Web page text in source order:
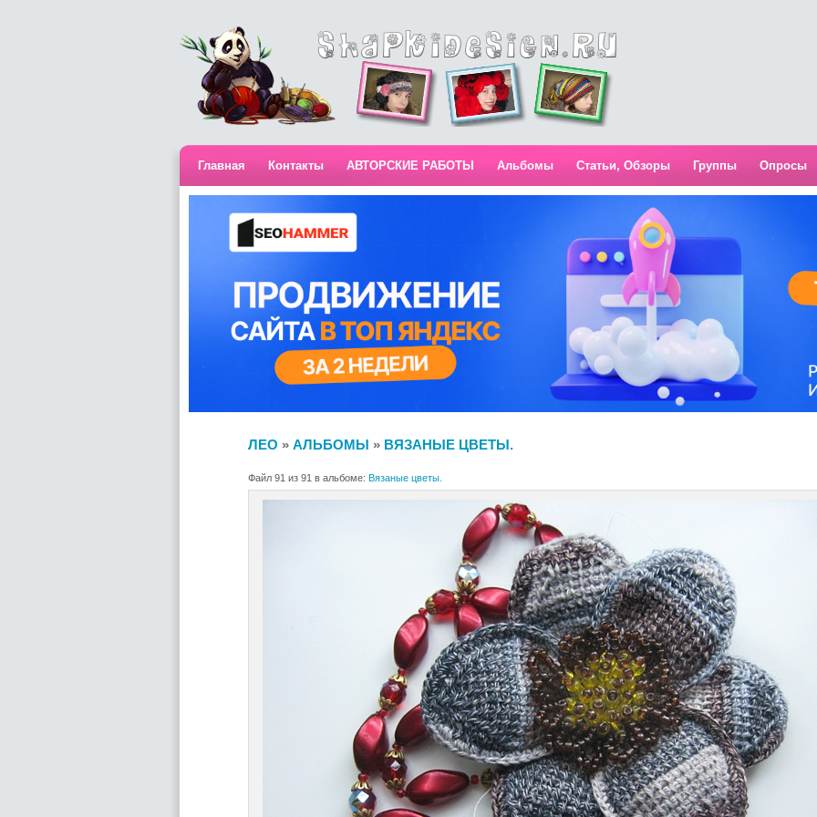
Главная Контакты АВТОРСКИЕ РАБОТЫ Альбомы Статьи, Обзоры Группы Опросы
ЛЕО » АЛЬБОМЫ » ВЯЗАНЫЕ ЦВЕТЫ.
Файл 91 из 91 в альбоме: Вязаные цветы.